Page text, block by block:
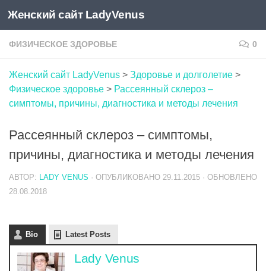
Skip to content
Женский сайт LadyVenus
ФИЗИЧЕСКОЕ ЗДОРОВЬЕ 0
Женский сайт LadyVenus > Здоровье и долголетие >
Физическое здоровье > Рассеянный склероз –
симптомы, причины, диагностика и методы лечения
Рассеянный склероз – симптомы,
причины, диагностика и методы лечения
АВТОР: LADY VENUS · ОПУБЛИКОВАНО 29.11.2015 · ОБНОВЛЕНО
28.08.2018
Bio Latest Posts
Lady Venus